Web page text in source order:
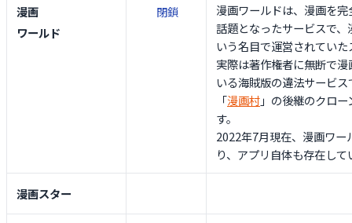
漫画
ワールド
閉鎖
漫画ワールドは、漫画を
話題となったサービスで
いう名目で運営されてい
実際は著作権者に無断で
いる海賊版の違法サービス
「漫画村」の後継のクロ
す。
2022年7月現在、漫画ワ
り、アプリ自体も存在して
漫画スター